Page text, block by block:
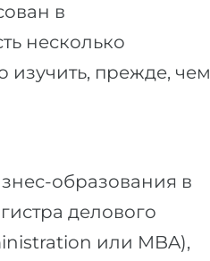
в
несколько
прежде, чем
образования в
делового
или MBA),